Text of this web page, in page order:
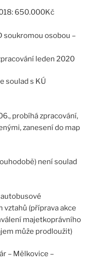
650.000Kč
soukromou osobou –
leden 2020
soulad s KÚ
probíhá zpracování,
zanesení do map
není soulad
(příprava akce
majetkoprávního
může prodloužit)
– Mělkovice –